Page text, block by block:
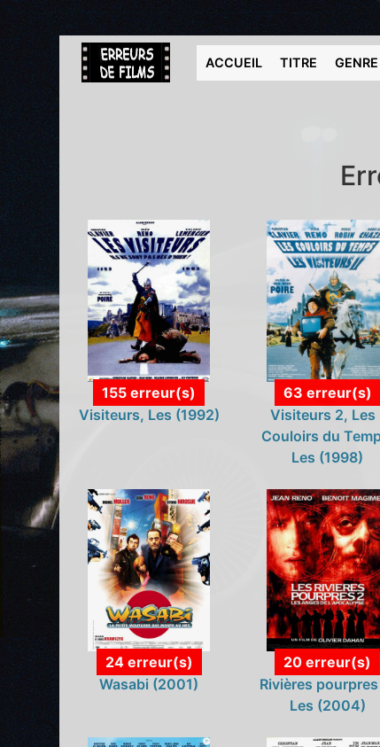
ACCUEIL TITRE GENRE
155 erreur(s)
Visiteurs, Les (1992)
63 erreur(s)
Visiteurs 2, Les
Couloirs du
Les (1998)
24 erreur(s)
Wasabi (2001)
20 erreur(s)
Rivières
Les (2004)